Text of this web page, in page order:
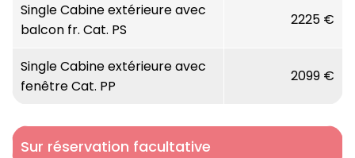
Largeur : 10 mètres
Année de construction / rénovation :
rénové en 2016
Nombre de cabines :20 pont supérieur / 35
pont principal
Single Cabine extérieure avec
balcon fr. Cat. PS
2225 €
Single Cabine extérieure avec
fenêtre Cat. PP
2099 €
Sur réservation facultative